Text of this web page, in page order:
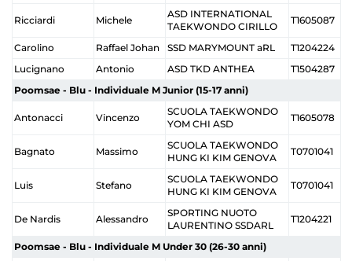
Ricciardi Michele
ASD INTERNATIONAL
TAEKWONDO CIRILLO
T1605087
Carolino Raffael Johan SSD MARYMOUNT aRL
T1204224
Lucignano
Antonio ASD TKD ANTHEA
T1504287
Poomsae - Blu - Individuale M Junior (15-17 anni)
Antonacci Vincenzo
SCUOLA TAEKWONDO
YOM CHI ASD
T1605078
Bagnato Massimo
SCUOLA TAEKWONDO
HUNG KI KIM GENOVA
T0701041
Luis Stefano
SCUOLA TAEKWONDO
HUNG KI KIM GENOVA
T0701041
De Nardis Alessandro
SPORTING NUOTO
LAURENTINO SSDARL
T1204221
Poomsae - Blu - Individuale M Under 30 (26-30 anni)